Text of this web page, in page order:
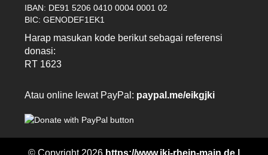
IBAN: DE91 5206 0410 0004 0001 02
BIC: GENODEF1EK1
Harap masukan kode berikut sebagai referensi
donasi:
RT 1623
Atau online lewat PayPal: paypal.me/eikgjki